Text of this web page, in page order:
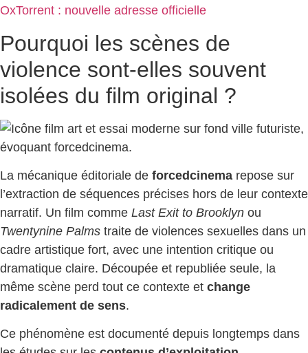
OxTorrent : nouvelle adresse officielle
Pourquoi les scènes de
violence sont-elles souvent
isolées du film original ?
La mécanique éditoriale de forcedcinema repose sur
l’extraction de séquences précises hors de leur contexte
narratif. Un film comme Last Exit to Brooklyn ou
Twentynine Palms traite de violences sexuelles dans un
cadre artistique fort, avec une intention critique ou
dramatique claire. Découpée et republiée seule, la
même scène perd tout ce contexte et change
radicalement de sens.
Ce phénomène est documenté depuis longtemps dans